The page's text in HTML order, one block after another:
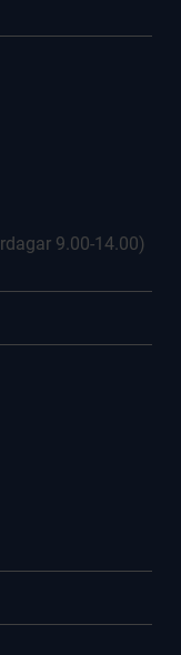
9.00-14.00)